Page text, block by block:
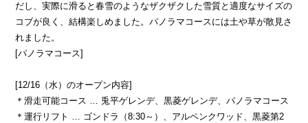
だし、実際に滑ると春雪のようなザクザクした雪質と適度なサイズの
コブが良く、結構楽しめました。パノラマコースには土や草が散見さ
れました。
[パノラマコース]
[12/16（水）のオープン内容]
＊滑走可能コース … 兎平ゲレンデ、黒菱ゲレンデ、パノラマコース
＊運行リフト … ゴンドラ（8:30～）、アルペンクワッド、黒菱第2